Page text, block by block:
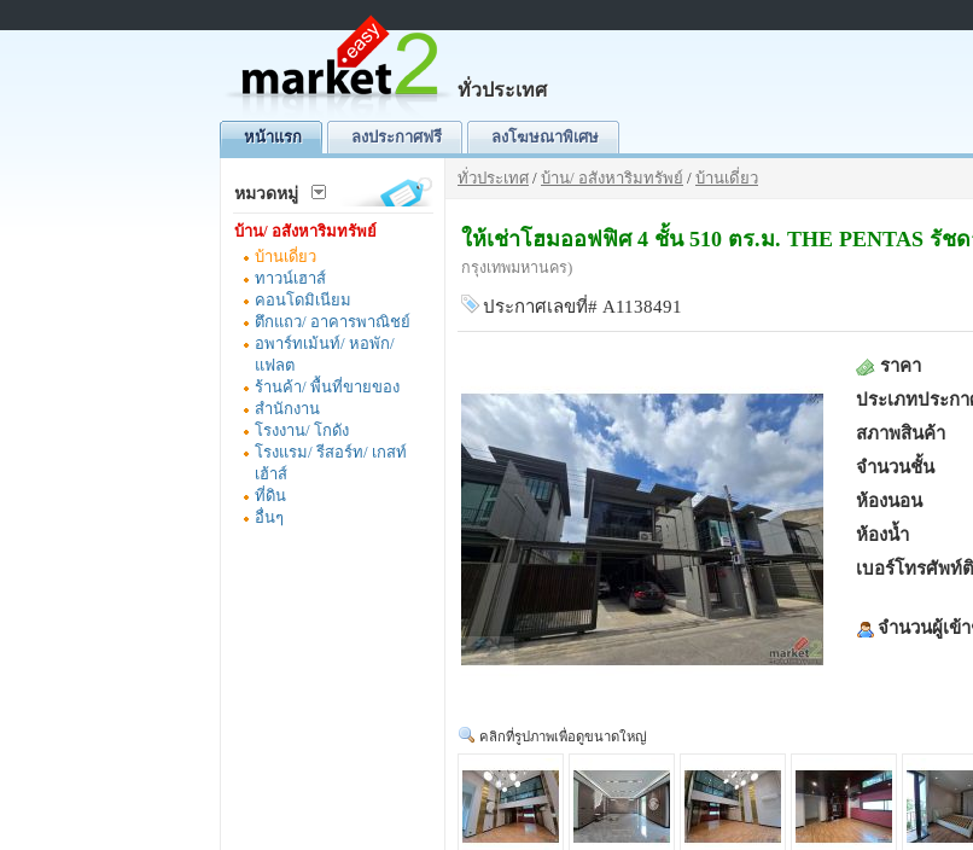
ทั่วประเทศ
หน้าแรก ลงประกาศฟรี ลงโฆษณาพิเศษ
หมวดหมู่
บ้าน/ อสังหาริมทรัพย์
บ้านเดี่ยว
ทาวน์เฮาส์
คอนโดมิเนียม
ตึกแถว/ อาคารพาณิชย์
อพาร์ทเม้นท์/ หอพัก/
แฟลต
ร้านค้า/ พื้นที่ขายของ
สำนักงาน
โรงงาน/ โกดัง
โรงแรม/ รีสอร์ท/ เกสท์
เฮ้าส์
ที่ดิน
อื่นๆ
ทั่วประเทศ / บ้าน/ อสังหาริมทรัพย์ / บ้านเดี่ยว
ให้เช่าโฮมออฟฟิศ 4 ชั้น 510 ตร.ม. THE PENTAS รัช
กรุงเทพมหานคร)
ประกาศเลขที่# A1138491
ราคา
ประเภทประก
สภาพสินค้า
จำนวนชั้น
ห้องนอน
ห้องน้ำ
เบอร์โทรศัพท์
จำนวนผู้เข้
คลิกที่รูปภาพเพื่อดูขนาดใหญ่